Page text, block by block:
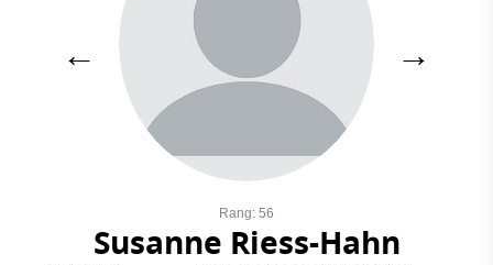
← →
Rang: 56
Susanne Riess-Hahn